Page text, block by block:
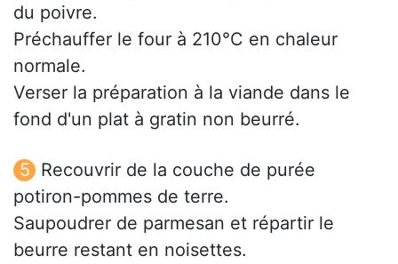
du poivre.
Préchauffer le four à 210°C en chaleur
normale.
Verser la préparation à la viande dans le
fond d'un plat à gratin non beurré.
Recouvrir de la couche de purée
potiron-pommes de terre.
Saupoudrer de parmesan et répartir le
beurre restant en noisettes.